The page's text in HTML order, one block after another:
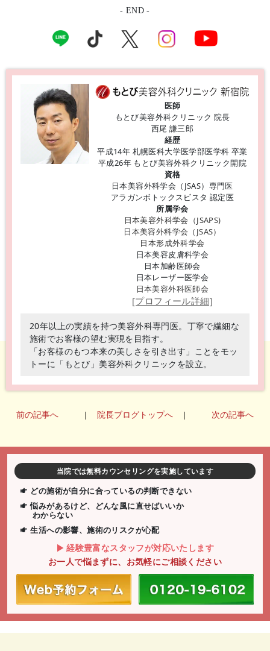
- END -
医師
もとび美容外科クリニック 院長
西尾 謙三郎
経歴
平成14年 札幌医科大学医学部医学科 卒業
平成26年 もとび美容外科クリニック開院
資格
日本美容外科学会（JSAS）専門医
アラガンボトックスビスタ 認定医
所属学会
日本美容外科学会（JSAPS)
日本美容外科学会（JSAS）
日本形成外科学会
日本美容皮膚科学会
日本加齢医師会
日本レーザー医学会
日本美容外科医師会
[プロフィール詳細]
20年以上の実績を持つ美容外科専門医。丁寧で繊細な
施術でお客様の望む実現を目指す。
「お客様のもつ本来の美しさを引き出す」ことをモッ
トーに「もとび」美容外科クリニックを設立。
前の記事へ 院長ブログトップへ 次の記事へ
当院では無料カウンセリングを実施しています
どの施術が自分に合っているの判断できない
悩みがあるけど、どんな風に直せばいいか
わからない
生活への影響、施術のリスクが心配
経験豊富なスタッフが対応いたします
お一人で悩まずに、お気軽にご相談ください